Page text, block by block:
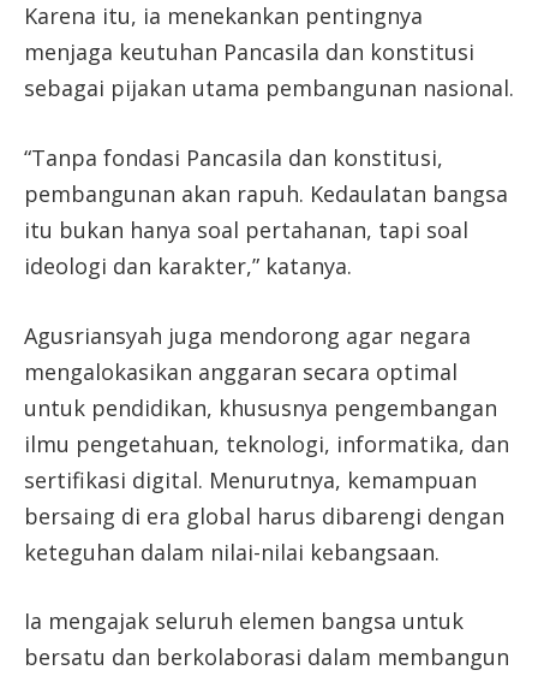
Karena itu, ia menekankan pentingnya
menjaga keutuhan Pancasila dan konstitusi
sebagai pijakan utama pembangunan nasional.
“Tanpa fondasi Pancasila dan konstitusi,
pembangunan akan rapuh. Kedaulatan bangsa
itu bukan hanya soal pertahanan, tapi soal
ideologi dan karakter,” katanya.
Agusriansyah juga mendorong agar negara
mengalokasikan anggaran secara optimal
untuk pendidikan, khususnya pengembangan
ilmu pengetahuan, teknologi, informatika, dan
sertifikasi digital. Menurutnya, kemampuan
bersaing di era global harus dibarengi dengan
keteguhan dalam nilai-nilai kebangsaan.
Ia mengajak seluruh elemen bangsa untuk
bersatu dan berkolaborasi dalam membangun